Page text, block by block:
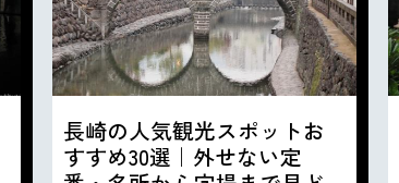
長崎の人気観光スポットお
すすめ30選｜外せない定